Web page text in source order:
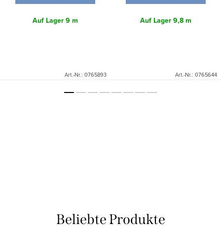
Auf Lager9 m
Art.-Nr.: 0765893
Auf Lager9,8 m
Art.-Nr.: 0765644
Beliebte Produkte